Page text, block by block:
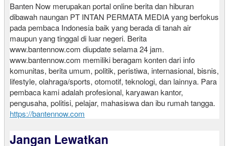
Banten Now merupakan portal online berita dan hiburan
dibawah naungan PT INTAN PERMATA MEDIA yang berfokus
pada pembaca Indonesia baik yang berada di tanah air
maupun yang tinggal di luar negeri. Berita
www.bantennow.com diupdate selama 24 jam.
www.bantennow.com memiliki beragam konten dari info
komunitas, berita umum, politik, peristiwa, internasional, bisnis,
lifestyle, olahraga/sports, otomotif, teknologi, dan lainnya. Para
pembaca kami adalah profesional, karyawan kantor,
pengusaha, politisi, pelajar, mahasiswa dan ibu rumah tangga.
https://bantennow.com
Jangan Lewatkan